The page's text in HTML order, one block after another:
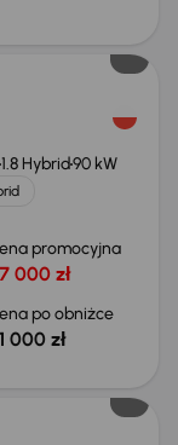
1.8 Hybrid90 kW
promocyjna
000 zł
po obniżce
000 zł